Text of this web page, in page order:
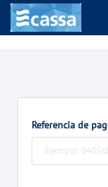
TU SERVICIO
VER TODAS
Referencia de